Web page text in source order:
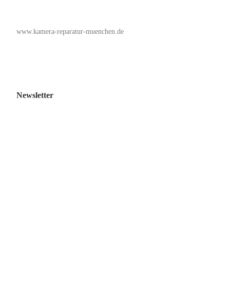
www.kamera-reparatur-muenchen.de
Newsletter